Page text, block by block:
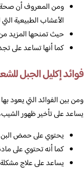
ومن المعروف أن صحة
الأعشاب الطبيعية
حيث تمنحها المزيد
كما أنها تساعد على
فوائد إكليل الجبل
ومن بين الفوائد التي يعود
يساعد على تأخير ظهور
يحتوي على حمض البن
كما أنه تحتوي على
يساعد على علاج مشكلة